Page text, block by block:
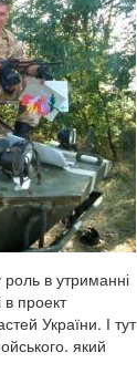
роль в утриманні
в проект
України. І тут
який